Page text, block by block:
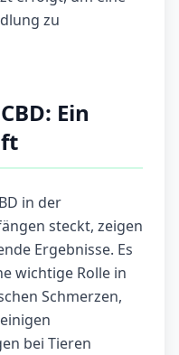
zu
Ein
in der
steckt, zeigen
Ergebnisse. Es
wichtige Rolle in
Schmerzen,
bei Tieren